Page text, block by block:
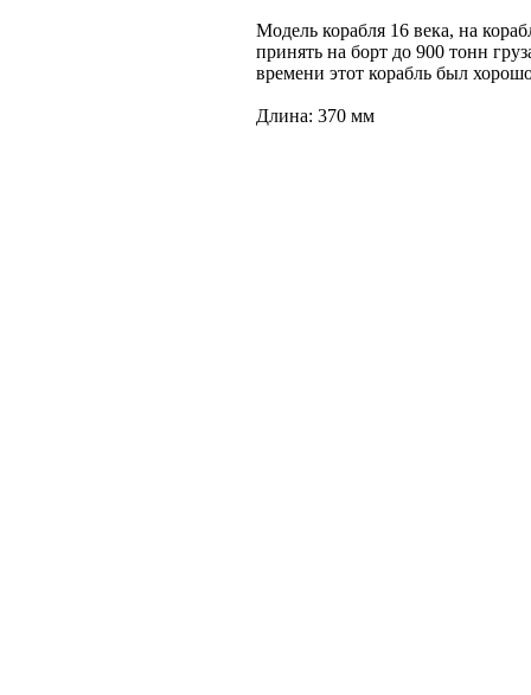
Модель корабля 16 века, на
принять на борт до 900 тонн
времени этот корабль был
Длина: 370 мм